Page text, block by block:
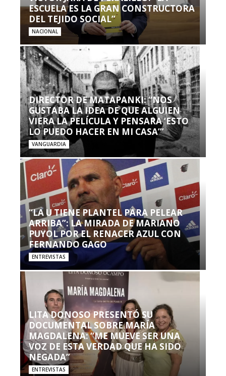
ESCUELA ES LA GRAN CONSTRUCTORA
DEL TEJIDO SOCIAL”
NACIONAL
DIRECTOR DE MATAPANKI: “NOS
GUSTABA LA IDEA DE QUE ALGUIEN
VIERA LA PELÍCULA Y PENSARA ‘ESTO
LO PUEDO HACER EN MI CASA’”
VANGUARDIA
“LA U TIENE PLANTEL PARA PELEAR
ARRIBA”: LA MIRADA DE MARIANO
PUYOL POR EL RENACER AZUL CON
FERNANDO GAGO
ENTREVISTAS
LITA DONOSO PRESENTÓ SU
DOCUMENTAL SOBRE MARÍA
MAGDALENA: “ME MUEVE SER UNA
VOZ DE ESTA VERDAD QUE HA SIDO
NEGADA”
ENTREVISTAS